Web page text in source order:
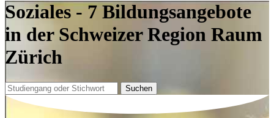
Soziales - 7 Bildungsangebote
in der Schweizer Region Raum
Zürich
Suchen